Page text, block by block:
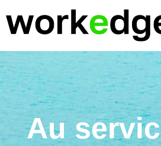
Au